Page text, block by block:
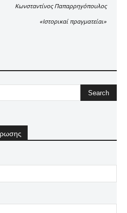
Κωνσταντίνος Παπαρρηγόπουλος
«Ιστορικαί πραγματείαι»